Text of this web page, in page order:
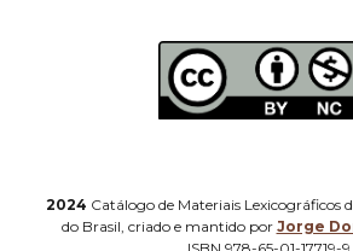
2024 Catálogo de Materiais Lexicográficos
do Brasil, criado e mantido por Jorge